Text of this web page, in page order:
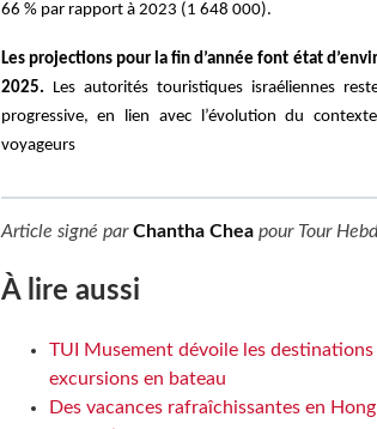
66 % par rapport à 2023 (1 648 000).
Les projections pour la fin d’année font état
2025. Les autorités touristiques israéliennes
progressive, en lien avec l’évolution du
voyageurs
Article signé parChantha Cheapour Tour
À lire aussi
TUI Musement dévoile les
excursions en bateau
Des vacances rafraîchissantes en